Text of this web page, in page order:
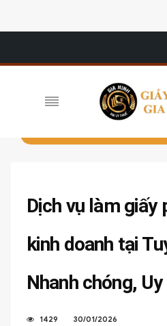
Dịch vụ làm giấy
kinh doanh tại
Nhanh chóng,
1429 30/01/2026